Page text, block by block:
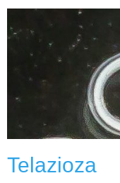
Telazioza